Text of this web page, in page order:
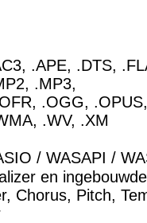
.APE, .DTS,
.MP3,
.OGG,
.WV, .XM
/ WASAPI /
en
Chorus, Pitch,